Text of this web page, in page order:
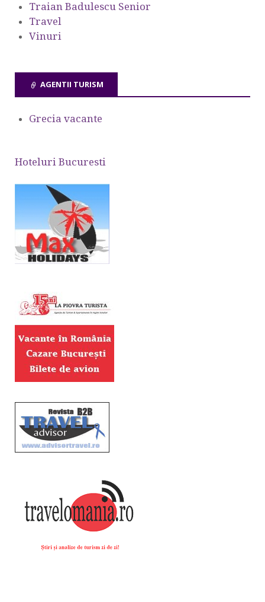
Traian Badulescu Senior
Travel
Vinuri
AGENTII TURISM
Grecia vacante
Hoteluri Bucuresti